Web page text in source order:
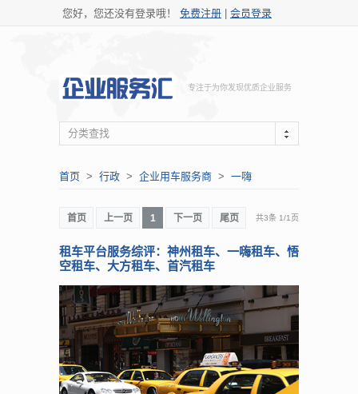
您好，您还没有登录哦！ 免费注册 会员登录
专注于为你发现优质企业服务
分类查找
首页 > 行政 > 企业用车服务商 > 一嗨
首页 上一页 1 下一页 尾页 共3条 1/1页
租车平台服务综评：神州租车、一嗨租车、悟
空租车、大方租车、首汽租车